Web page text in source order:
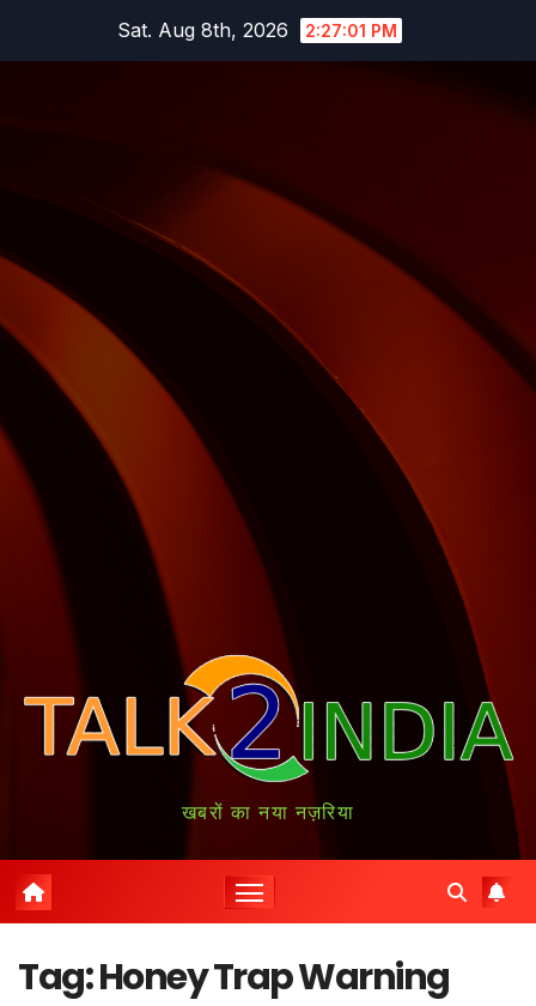
Sat. Aug 8th, 2026 2:27:02 PM
खबरों का नया नज़रिया
Tag:Honey Trap Warning